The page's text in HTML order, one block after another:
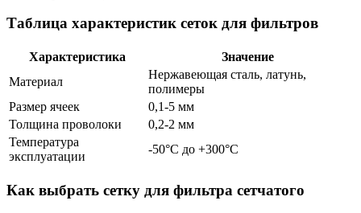
Таблица характеристик сеток для фильтров
Характеристика
Значение
Материал
Нержавеющая сталь, латунь,
полимеры
Размер ячеек
0,1-5 мм
Толщина проволоки
0,2-2 мм
Температура
эксплуатации
-50°C до +300°C
Как выбрать сетку для фильтра сетчатого